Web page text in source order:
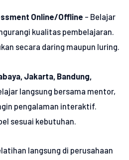
Online/Offline – Belajar
kualitas pembelajaran.
secara daring maupun luring.
Jakarta, Bandung,
langsung bersama mentor,
pengalaman interaktif.
sesuai kebutuhan.
langsung di perusahaan